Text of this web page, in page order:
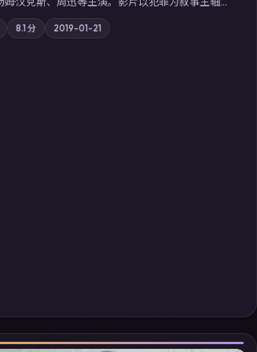
静被一封匿名信彻底打破；摄影与配乐强化地域气
通过「国产免费观看高清电视剧在线看」延展检索
8.1 分 2019-01-21